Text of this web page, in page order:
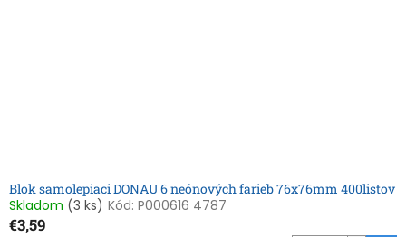
Blok samolepiaci DONAU 6 neónových farieb 76x76mm 400listov
Skladom (3 ks) Kód: P000616 4787
€3,59